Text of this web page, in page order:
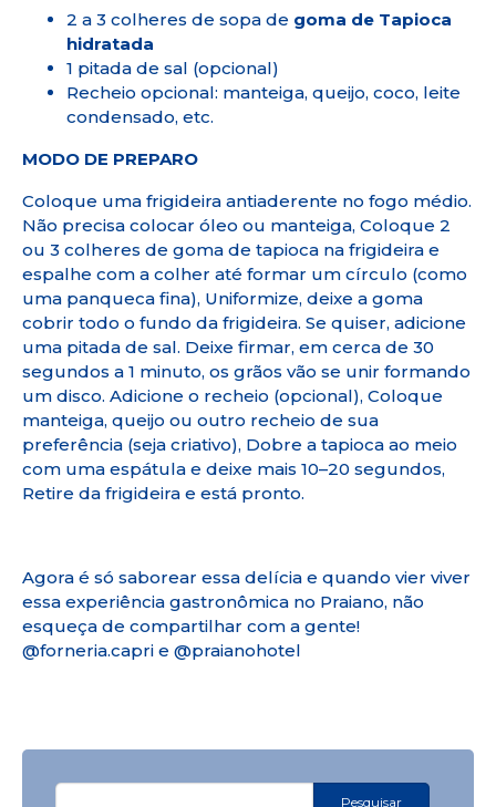
2 a 3 colheres de sopa de goma de Tapioca
hidratada
1 pitada de sal (opcional)
Recheio opcional: manteiga, queijo, coco, leite
condensado, etc.
MODO DE PREPARO
Coloque uma frigideira antiaderente no fogo médio.
Não precisa colocar óleo ou manteiga, Coloque 2
ou 3 colheres de goma de tapioca na frigideira e
espalhe com a colher até formar um círculo (como
uma panqueca fina), Uniformize, deixe a goma
cobrir todo o fundo da frigideira. Se quiser, adicione
uma pitada de sal. Deixe firmar, em cerca de 30
segundos a 1 minuto, os grãos vão se unir formando
um disco. Adicione o recheio (opcional), Coloque
manteiga, queijo ou outro recheio de sua
preferência (seja criativo), Dobre a tapioca ao meio
com uma espátula e deixe mais 10–20 segundos,
Retire da frigideira e está pronto.
Agora é só saborear essa delícia e quando vier viver
essa experiência gastronômica no Praiano, não
esqueça de compartilhar com a gente!
@forneria.capri e @praianohotel
Pesquisar